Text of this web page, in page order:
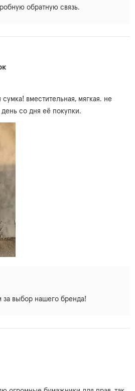
обратную связь.
вместительная, мягкая. не
со дня её покупки.
за выбор нашего бренда!